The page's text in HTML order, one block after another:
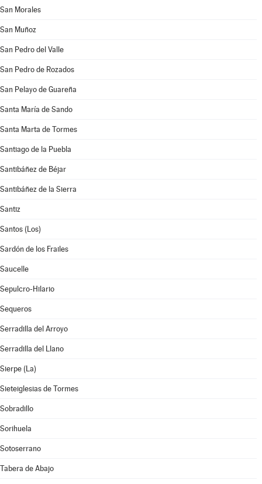
San Morales
San Muñoz
San Pedro del Valle
San Pedro de Rozados
San Pelayo de Guareña
Santa María de Sando
Santa Marta de Tormes
Santiago de la Puebla
Santibáñez de Béjar
Santibáñez de la Sierra
Santiz
Santos (Los)
Sardón de los Frailes
Saucelle
Sepulcro-Hilario
Sequeros
Serradilla del Arroyo
Serradilla del Llano
Sierpe (La)
Sieteiglesias de Tormes
Sobradillo
Sorihuela
Sotoserrano
Tabera de Abajo